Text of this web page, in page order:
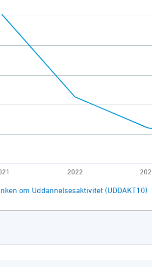
Antal elever på
displaying categories.
displaying Antal. Range:
2022
om Uddannelsesaktivitet (UDDAKT10)